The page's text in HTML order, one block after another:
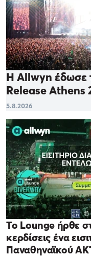
Η Allwyn έδωσε
Release Athens
5.8.2026
Το Lounge ήρθε
κερδίσεις ένα
Παναθηναϊκού